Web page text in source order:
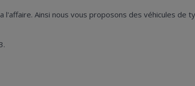
Ainsi nous vous proposons des véhicules de